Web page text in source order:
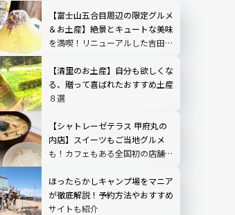
【富士山五合目周辺の限定グルメ
＆お土産】絶景とキュートな美味
を満喫！リニューアルした吉田ル
た！
【清里のお土産】自分も欲しくな
る、贈って喜ばれたおすすめ土産
８選
【シャトレーゼテラス 甲府丸の
内店】スイーツもご当地グルメ
も！カフェもある全国初の店舗現
ほったらかしキャンプ場をマニア
が徹底解説！予約方法やおすすめ
サイトも紹介